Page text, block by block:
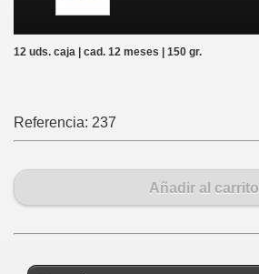
12 uds. caja | cad. 12 meses | 150 gr.
Referencia: 237
Añadir al carrito